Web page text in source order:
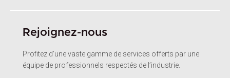
Rejoignez-nous
Profitez d’une vaste gamme de services offerts par une
équipe de professionnels respectés de l’industrie.